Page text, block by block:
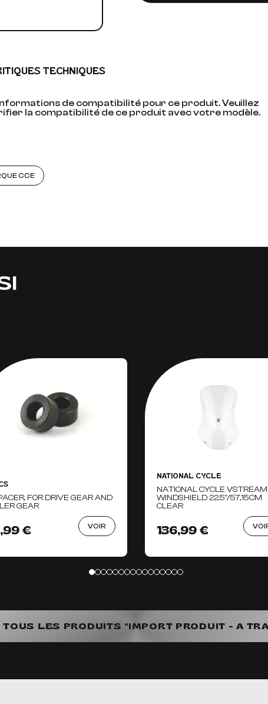
TECHNIQUES
de compatibilité pour ce produit. Veuillez
la compatibilité de ce produit avec votre modèle.
CCE
FOR DRIVE GEAR AND
GEAR
€ VOIR
NATIONAL CYCLE
NATIONAL CYCLE
WINDSHIELD 22.5"/57,15CM
CLEAR
136,99 €
TOUS LES PRODUITS "IMPORT PRODUIT - A